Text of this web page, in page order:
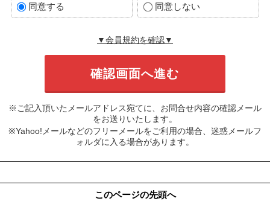
同意する 同意しない
▼会員規約を確認▼
※ご記入頂いたメールアドレス宛てに、お問合せ内容の確認メール
をお送りいたします。
※Yahoo!メールなどのフリーメールをご利用の場合、迷惑メールフ
ォルダに入る場合があります。
このページの先頭へ